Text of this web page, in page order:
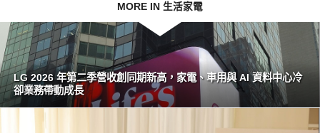
MORE IN 生活家電
LG 2026 年第二季營收創同期新高，家電、車用與 AI 資料中心冷
卻業務帶動成長